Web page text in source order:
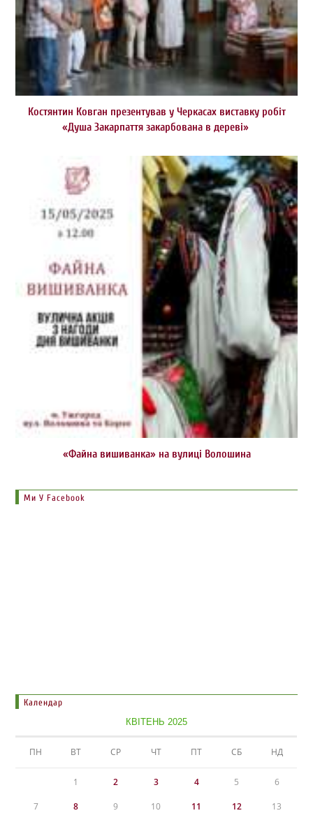
Костянтин Ковган презентував у Черкасах виставку робіт
«Душа Закарпаття закарбована в дереві»
«Файна вишиванка» на вулиці Волошина
Ми У Facebook
Календар
КВІТЕНЬ 2025
ПН ВТ СР ЧТ ПТ СБ НД
1 2 3 4 5 6
7 8 9 10 11 12 13